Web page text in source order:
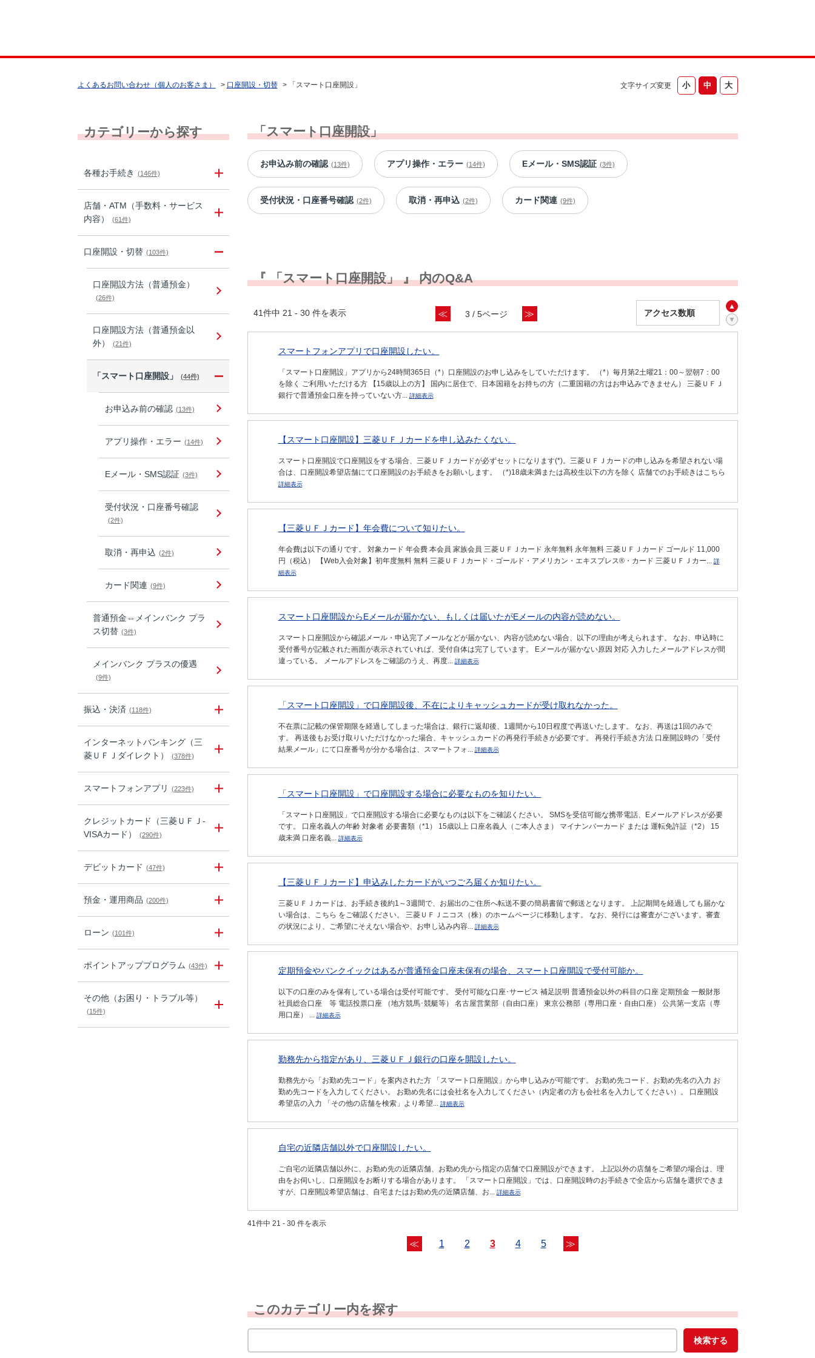
文字サイズ変更
よくあるお問い合わせ（個人のお客さま） > 口座開設・切替 > 「スマート口座開設」
カテゴリーから探す
各種お手続き (146件)
店舗・ATM（手数料・サービス
内容）
(61件)
口座開設・切替 (103件)
口座開設方法（普通預金）
(26件)
口座開設方法（普通預金以
外）
(21件)
「スマート口座開設」 (44件)
お申込み前の確認 (13件)
アプリ操作・エラー (14件)
Eメール・SMS認証 (3件)
受付状況・口座番号確認
(2件)
取消・再申込 (2件)
カード関連 (9件)
普通預金⇔メインバンク プラ
ス切替 (3件)
メインバンク プラスの優遇
(9件)
振込・決済 (118件)
インターネットバンキング（三
菱ＵＦＪダイレクト）
(378件)
スマートフォンアプリ (223件)
クレジットカード（三菱ＵＦＪ-
VISAカード）
(290件)
デビットカード (47件)
預金・運用商品 (200件)
ローン (101件)
ポイントアッププログラム (43件)
その他（お困り・トラブル等）
(15件)
「スマート口座開設」
お申込み前の確認 (13件) アプリ操作・エラー (14件) Eメール・SMS認証 (3件)
受付状況・口座番号確認 (2件) 取消・再申込 (2件) カード関連 (9件)
『 「スマート口座開設」 』 内のQ&A
41件中 21 - 30 件を表示 ≪ 3 / 5ページ ≫
スマートフォンアプリで口座開設したい。
「スマート口座開設」アプリから24時間365日（*）口座開設のお申し込みをしていただけます。 （*）毎月第2土曜21：00～翌朝7：00
を除く ご利用いただける方 【15歳以上の方】 国内に居住で、日本国籍をお持ちの方（二重国籍の方はお申込みできません） 三菱ＵＦＪ
銀行で普通預金口座を持っていない方... 詳細表示
【スマート口座開設】三菱ＵＦＪカードを申し込みたくない。
スマート口座開設で口座開設をする場合、三菱ＵＦＪカードが必ずセットになります(*)。三菱ＵＦＪカードの申し込みを希望されない場
合は、口座開設希望店舗にて口座開設のお手続きをお願いします。 （*)18歳未満または高校生以下の方を除く 店舗でのお手続きはこちら
詳細表示
【三菱ＵＦＪカード】年会費について知りたい。
年会費は以下の通りです。 対象カード 年会費 本会員 家族会員 三菱ＵＦＪカード 永年無料 永年無料 三菱ＵＦＪカード ゴールド 11,000
円（税込） 【Web入会対象】初年度無料 無料 三菱ＵＦＪカード・ゴールド・アメリカン・エキスプレス®・カード 三菱ＵＦＪカー... 詳
細表示
スマート口座開設からEメールが届かない、もしくは届いたがEメールの内容が読めない。
スマート口座開設から確認メール・申込完了メールなどが届かない、内容が読めない場合、以下の理由が考えられます。 なお、申込時に
受付番号が記載された画面が表示されていれば、受付自体は完了しています。 Eメールが届かない原因 対応 入力したメールアドレスが間
違っている。 メールアドレスをご確認のうえ、再度... 詳細表示
「スマート口座開設」で口座開設後、不在によりキャッシュカードが受け取れなかった。
不在票に記載の保管期限を経過してしまった場合は、銀行に返却後、1週間から10日程度で再送いたします。 なお、再送は1回のみで
す。 再送後もお受け取りいただけなかった場合、キャッシュカードの再発行手続きが必要です。 再発行手続き方法 口座開設時の「受付
結果メール」にて口座番号が分かる場合は、スマートフォ... 詳細表示
「スマート口座開設」で口座開設する場合に必要なものを知りたい。
「スマート口座開設」で口座開設する場合に必要なものは以下をご確認ください。 SMSを受信可能な携帯電話、Eメールアドレスが必要
です。 口座名義人の年齢 対象者 必要書類（*1） 15歳以上 口座名義人（ご本人さま） マイナンバーカード または 運転免許証（*2） 15
歳未満 口座名義... 詳細表示
【三菱ＵＦＪカード】申込みしたカードがいつごろ届くか知りたい。
三菱ＵＦＪカードは、お手続き後約1～3週間で、お届出のご住所へ転送不要の簡易書留で郵送となります。 上記期間を経過しても届かな
い場合は、こちら をご確認ください。 三菱ＵＦＪニコス（株）のホームページに移動します。 なお、発行には審査がございます。審査
の状況により、ご希望にそえない場合や、お申し込み内容... 詳細表示
定期預金やバンクイックはあるが普通預金口座未保有の場合、スマート口座開設で受付可能か。
以下の口座のみを保有している場合は受付可能です。 受付可能な口座･サービス 補足説明 普通預金以外の科目の口座 定期預金 一般財形
社員総合口座 等 電話投票口座 （地方競馬･競艇等） 名古屋営業部（自由口座） 東京公務部（専用口座・自由口座） 公共第一支店（専
用口座） ... 詳細表示
勤務先から指定があり、三菱ＵＦＪ銀行の口座を開設したい。
勤務先から「お勤め先コード」を案内された方 「スマート口座開設」から申し込みが可能です。 お勤め先コード、お勤め先名の入力 お
勤め先コードを入力してください。 お勤め先名には会社名を入力してください（内定者の方も会社名を入力してください）。 口座開設
希望店の入力 「その他の店舗を検索」より希望... 詳細表示
自宅の近隣店舗以外で口座開設したい。
ご自宅の近隣店舗以外に、お勤め先の近隣店舗、お勤め先から指定の店舗で口座開設ができます。 上記以外の店舗をご希望の場合は、理
由をお伺いし、口座開設をお断りする場合があります。 「スマート口座開設」では、口座開設時のお手続きで全店から店舗を選択できま
すが、口座開設希望店舗は、自宅またはお勤め先の近隣店舗、お... 詳細表示
41件中 21 - 30 件を表示
≪ 1 2 3 4 5 ≫
このカテゴリー内を探す